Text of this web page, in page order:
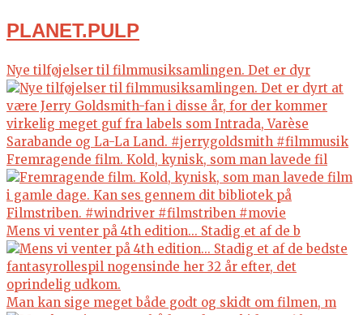
PLANET.PULP
Nye tilføjelser til filmmusiksamlingen. Det er dyr
Fremragende film. Kold, kynisk, som man lavede fil
Mens vi venter på 4th edition... Stadig et af de b
Man kan sige meget både godt og skidt om filmen, m